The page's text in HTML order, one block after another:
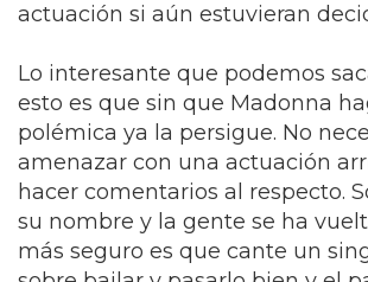
actuación si aún estuvieran
Lo interesante que podemos
esto es que sin que Madonna
polémica ya la persigue. No
amenazar con una actuación
hacer comentarios al respecto.
su nombre y la gente se ha
más seguro es que cante un